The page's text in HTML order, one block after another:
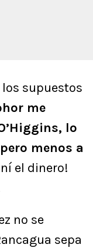
supuestos
me
lo
menos a
el dinero!
no se
sepa